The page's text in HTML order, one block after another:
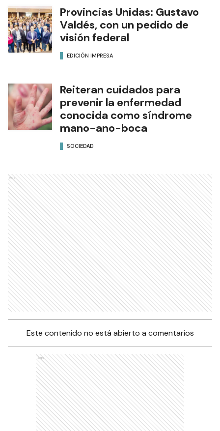
POLICIALES
Provincias Unidas: Gustavo
Valdés, con un pedido de
EDICIÓN IMPRESA
Reiteran cuidados para
prevenir la enfermedad
conocida como síndrome
SOCIEDAD
Ads
Este contenido no está abierto a comentarios
Ads